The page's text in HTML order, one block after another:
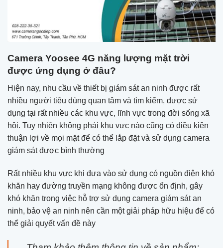
Camera Yoosee 4G năng lượng mặt trời
được ứng dụng ở đâu?
Hiện nay, nhu cầu về thiết bị giám sát an ninh được rất
nhiều người tiêu dùng quan tâm và tìm kiếm, được sử
dụng tại rất nhiều các khu vực, lĩnh vực trong đời sống xã
hội. Tuy nhiên không phải khu vực nào cũng có điều kiện
thuận lợi về mọi mặt để có thể lắp đặt và sử dụng camera
giám sát được bình thường
Rất nhiều khu vực khi đưa vào sử dụng có nguồn điện khó
khăn hay đường truyền mạng không được ổn định, gây
khó khăn trong việc hỗ trợ sử dụng camera giám sát an
ninh, bảo vệ an ninh nên cần một giải pháp hữu hiệu để có
thể giải quyết vấn đề này